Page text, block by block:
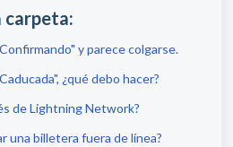
carpeta:
y parece colgarse.
¿qué debo hacer?
de Lightning Network?
una billetera fuera de línea?